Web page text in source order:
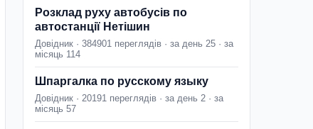
Розклад руху автобусів по
автостанції Нетішин
Довідник · 384901 переглядів · за день 25 · за
місяць 114
Шпаргалка по русскому языку
Довідник · 20191 переглядів · за день 2 · за
місяць 57